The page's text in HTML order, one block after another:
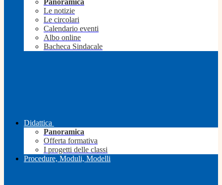
Panoramica
Le notizie
Le circolari
Calendario eventi
Albo online
Bacheca Sindacale
Didattica
Panoramica
Offerta formativa
I progetti delle classi
Procedure, Moduli, Modelli